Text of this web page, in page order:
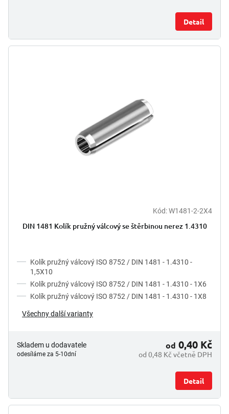
Detail
Kód:W1481-2-2X4
DIN 1481 Kolík pružný válcový se štěrbinou nerez 1.4310
Kolík pružný válcový ISO 8752 / DIN 1481 - 1.4310 -
1,5X10
Kolík pružný válcový ISO 8752 / DIN 1481 - 1.4310 - 1X6
Kolík pružný válcový ISO 8752 / DIN 1481 - 1.4310 - 1X8
Všechny další varianty
Skladem u dodavatele
odesíláme za 5-10dní od 0,48 Kč včetně DPH
od 0,40 Kč
Detail